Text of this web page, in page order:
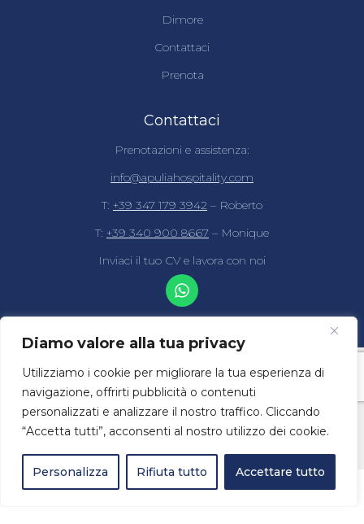
Diamo valore alla tua privacy
Utilizziamo i cookie per migliorare la tua esperienza di
navigazione, offrirti pubblicità o contenuti
personalizzati e analizzare il nostro traffico. Cliccando
“Accetta tutti”, acconsenti al nostro utilizzo dei cookie.
Personalizza Rifiuta tutto Accettare tutto
Dimore
Contattaci
Prenota
Contattaci
Prenotazioni e assistenza:
info@apuliahospitality.com
T: +39 347 179 3942 – Roberto
T: +39 340 900 8667 – Monique
Inviaci il tuo CV e lavora con noi
Apulia Hospitality di Roberto Filomena – contrada conca
d’oro snc – FLMRRT82D08F027C – P.I 02583890740 –
Codice univoco: m5uxcr1
Cookies Policy–Privacy Policy
IT